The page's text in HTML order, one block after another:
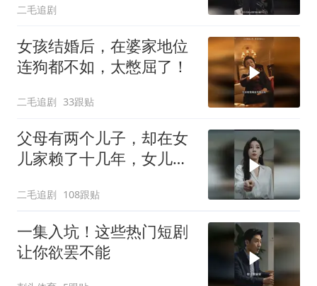
二毛追剧
女孩结婚后，在婆家地位
连狗都不如，太憋屈了！
二毛追剧 33跟贴
父母有两个儿子，却在女
儿家赖了十几年，女儿忍
二毛追剧 108跟贴
一集入坑！这些热门短剧
让你欲罢不能